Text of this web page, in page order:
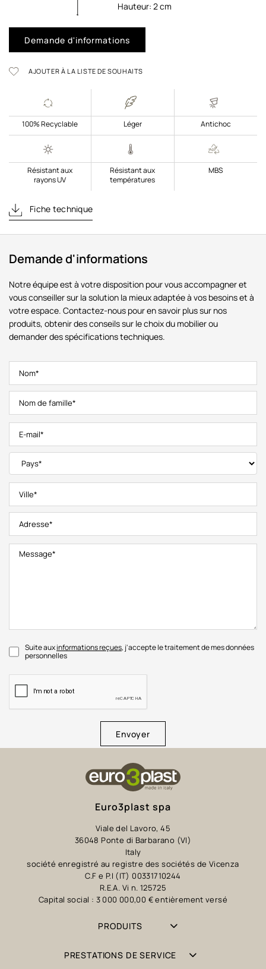
Hauteur:2cm
Demande d'informations
AJOUTER À LA LISTE DE SOUHAITS
100% Recyclable Léger Antichoc
Résistant aux
rayons UV
Résistant aux
températures
MBS
Fiche technique
Demande d'informations
Notre équipe est à votre disposition pour vous accompagner et
vous conseiller sur la solution la mieux adaptée à vos besoins et à
votre espace. Contactez-nous pour en savoir plus sur nos
produits, obtenir des conseils sur le choix du mobilier ou
demander des spécifications techniques.
Suite auxinformations reçues, j'accepte le traitement de mes données
personnelles
Envoyer
Euro3plast spa
Viale del Lavoro, 45
36048 Ponte di Barbarano (VI)
Italy
société enregistré au registre des sociétés de Vicenza
C.F e P.I (IT) 00331710244
R.E.A. Vi n. 125725
Capital social : 3 000 000,00 € entièrement versé
PRODUITS
PRESTATIONS DE SERVICE